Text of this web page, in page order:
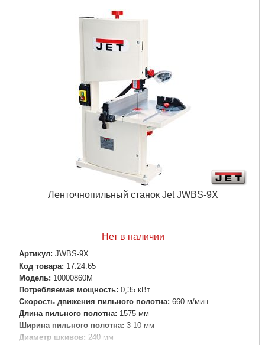
Ленточнопильный станок Jet JWBS-9X
Нет в наличии
Артикул: JWBS-9X
Код товара: 17.24.65
Модель: 10000860M
Потребляемая мощность: 0,35 кВт
Скорость движения пильного полотна: 660 м/мин
Длина пильного полотна: 1575 мм
Ширина пильного полотна: 3-10 мм
Диаметр шкивов: 240 мм